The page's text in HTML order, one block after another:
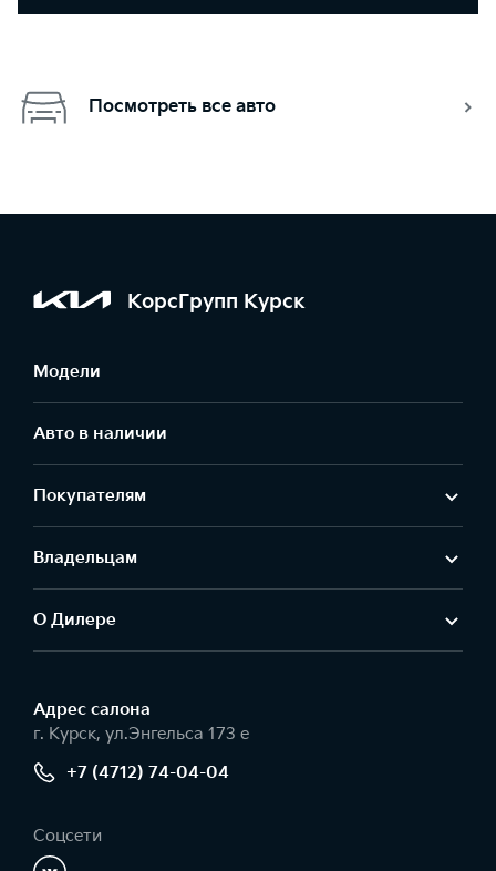
Посмотреть все авто
КорсГрупп Курск
Модели
Авто в наличии
Покупателям
Владельцам
О Дилере
Адрес салонa
г. Курск, ул.Энгельса 173 е
+7 (4712) 74-04-04
Соцсети